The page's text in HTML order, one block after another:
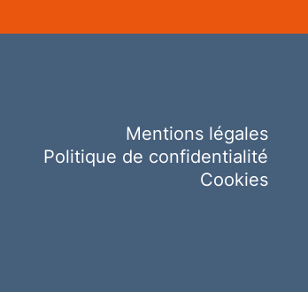
Mentions légales
Politique de confidentialité
Cookies